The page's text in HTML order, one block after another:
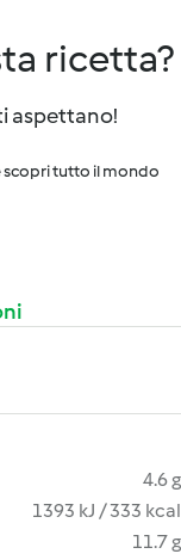
ricetta?
aspettano!
scopri tutto il mondo
4.6 g
1393 kJ / 333 kcal
11.7 g